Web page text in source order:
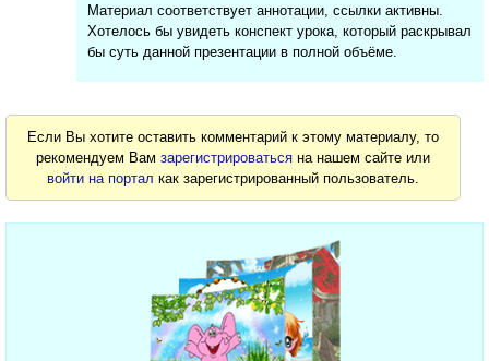
Материал соответствует аннотации, ссылки активны.
Хотелось бы увидеть конспект урока, который раскрывал
бы суть данной презентации в полной объёме.
Если Вы хотите оставить комментарий к этому материалу, то
рекомендуем Вамзарегистрироваться на нашем сайте или
войти на портал как зарегистрированный пользователь.